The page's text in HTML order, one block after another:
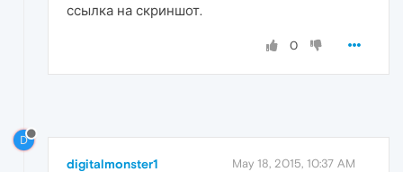
ссылка на скриншот.
0
D
digitalmonster1 May 18, 2015, 10:37 AM